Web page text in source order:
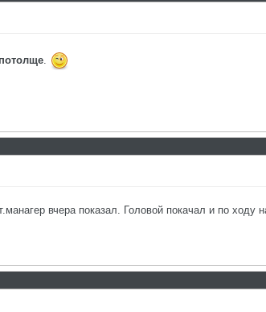
потолще
вчера показал. Головой покачал и по ходу